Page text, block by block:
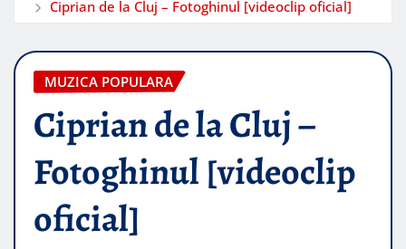
Ciprian de la Cluj – Fotoghinul [videoclip oficial]
MUZICA POPULARA
Ciprian de la Cluj –
Fotoghinul [videoclip
oficial]